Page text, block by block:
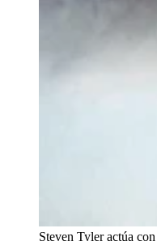
Steven Tyler actúa